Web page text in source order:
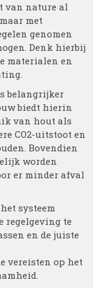
van nature al
met
genomen
Denk hierbij
materialen en
belangrijker
biedt hierin
van hout als
CO2-uitstoot en
Bovendien
worden
er minder afval
systeem
regelgeving te
en de juiste
vereisten op het